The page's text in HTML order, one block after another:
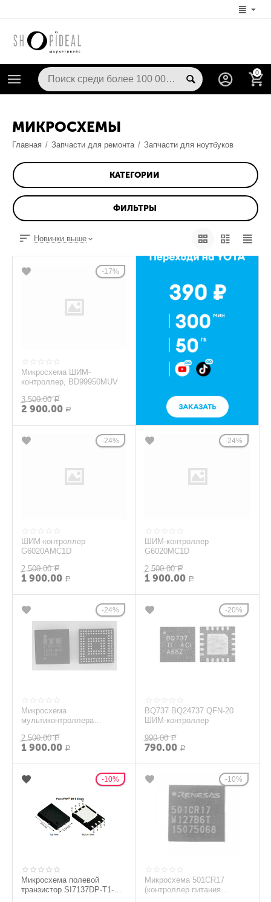
0
МИКРОСХЕМЫ
Главная / Запчасти для ремонта / Запчасти для ноутбуков
КАТЕГОРИИ
ФИЛЬТРЫ
Новинки выше
17%
Микросхема ШИМ-
контроллер, BD99950MUV
3 500.00 Р
2 900.00 Р
24%
ШИМ-контроллер
G6020AMC1D
2 500.00 Р
1 900.00 Р
24%
ШИМ-контроллер
G6020MC1D
2 500.00 Р
1 900.00 Р
24%
Микросхема
мультиконтроллера
2 500.00 Р
1 900.00 Р
20%
BQ737 BQ24737 QFN-20
ШИМ-контроллер
990.00 Р
790.00 Р
10%
Микросхема полевой
транзистор SI7137DP-T1-
10%
Микросхема 501CR17
(контроллер питания